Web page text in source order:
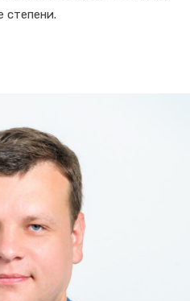
степени.